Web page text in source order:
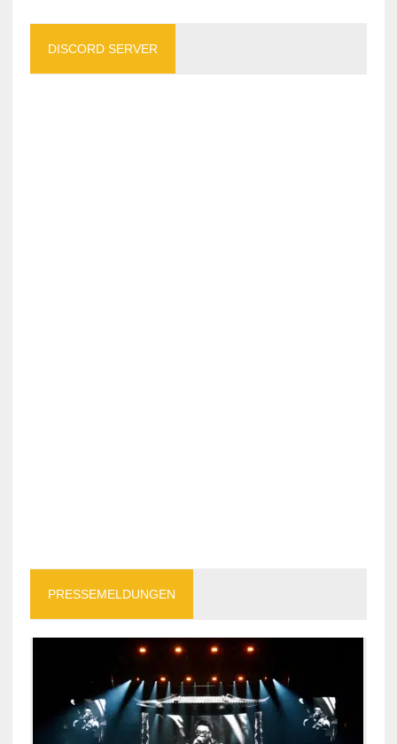
DISCORD SERVER
PRESSEMELDUNGEN